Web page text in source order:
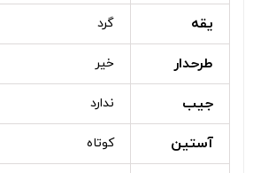
یقه گرد
طرحدار خیر
جیب ندارد
آستین کوتاه